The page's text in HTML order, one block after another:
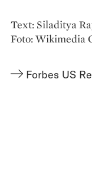
Text: Siladitya
Foto: Wikimedia
Forbes US